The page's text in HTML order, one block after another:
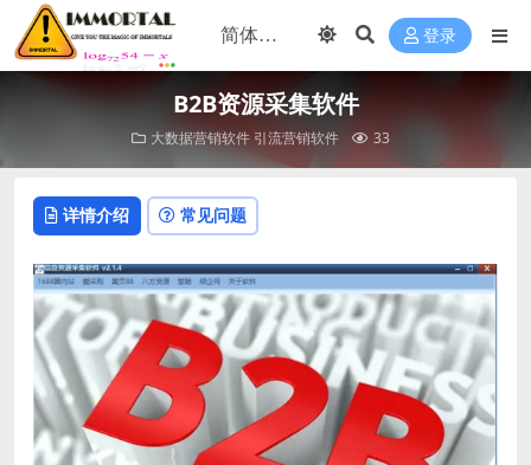
登录
B2B资源采集软件
大数据营销软件 引流营销软件 33
详情介绍 常见问题